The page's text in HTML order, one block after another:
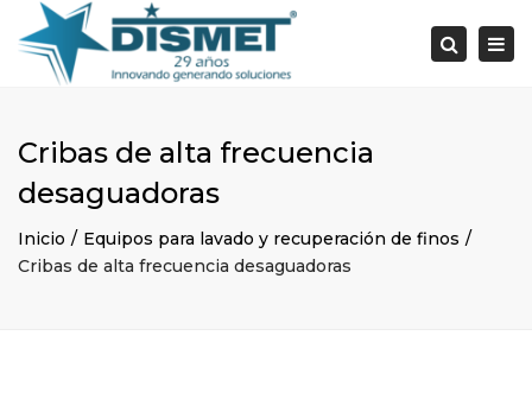
Search
Cribas de alta frecuencia
desaguadoras
Inicio
Equipos para lavado y recuperación de finos
Cribas de alta frecuencia desaguadoras